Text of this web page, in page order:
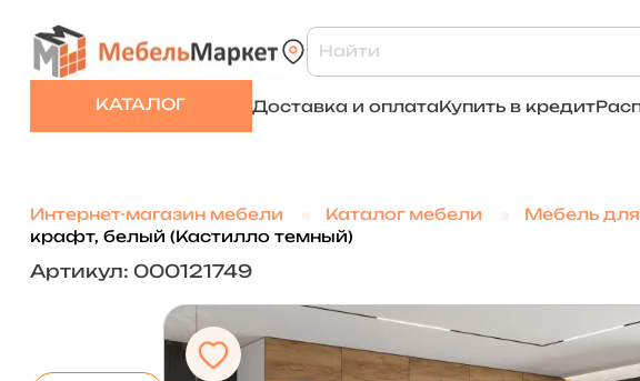
КАТАЛОГ Доставка и оплатаКупить в кредит
Интернет-магазин мебели Каталог мебели Мебель для
крафт, белый (Кастилло темный)
Артикул: 000121749